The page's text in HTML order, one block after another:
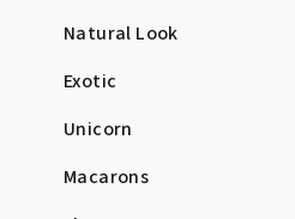
Natural Look
Exotic
Unicorn
Macarons